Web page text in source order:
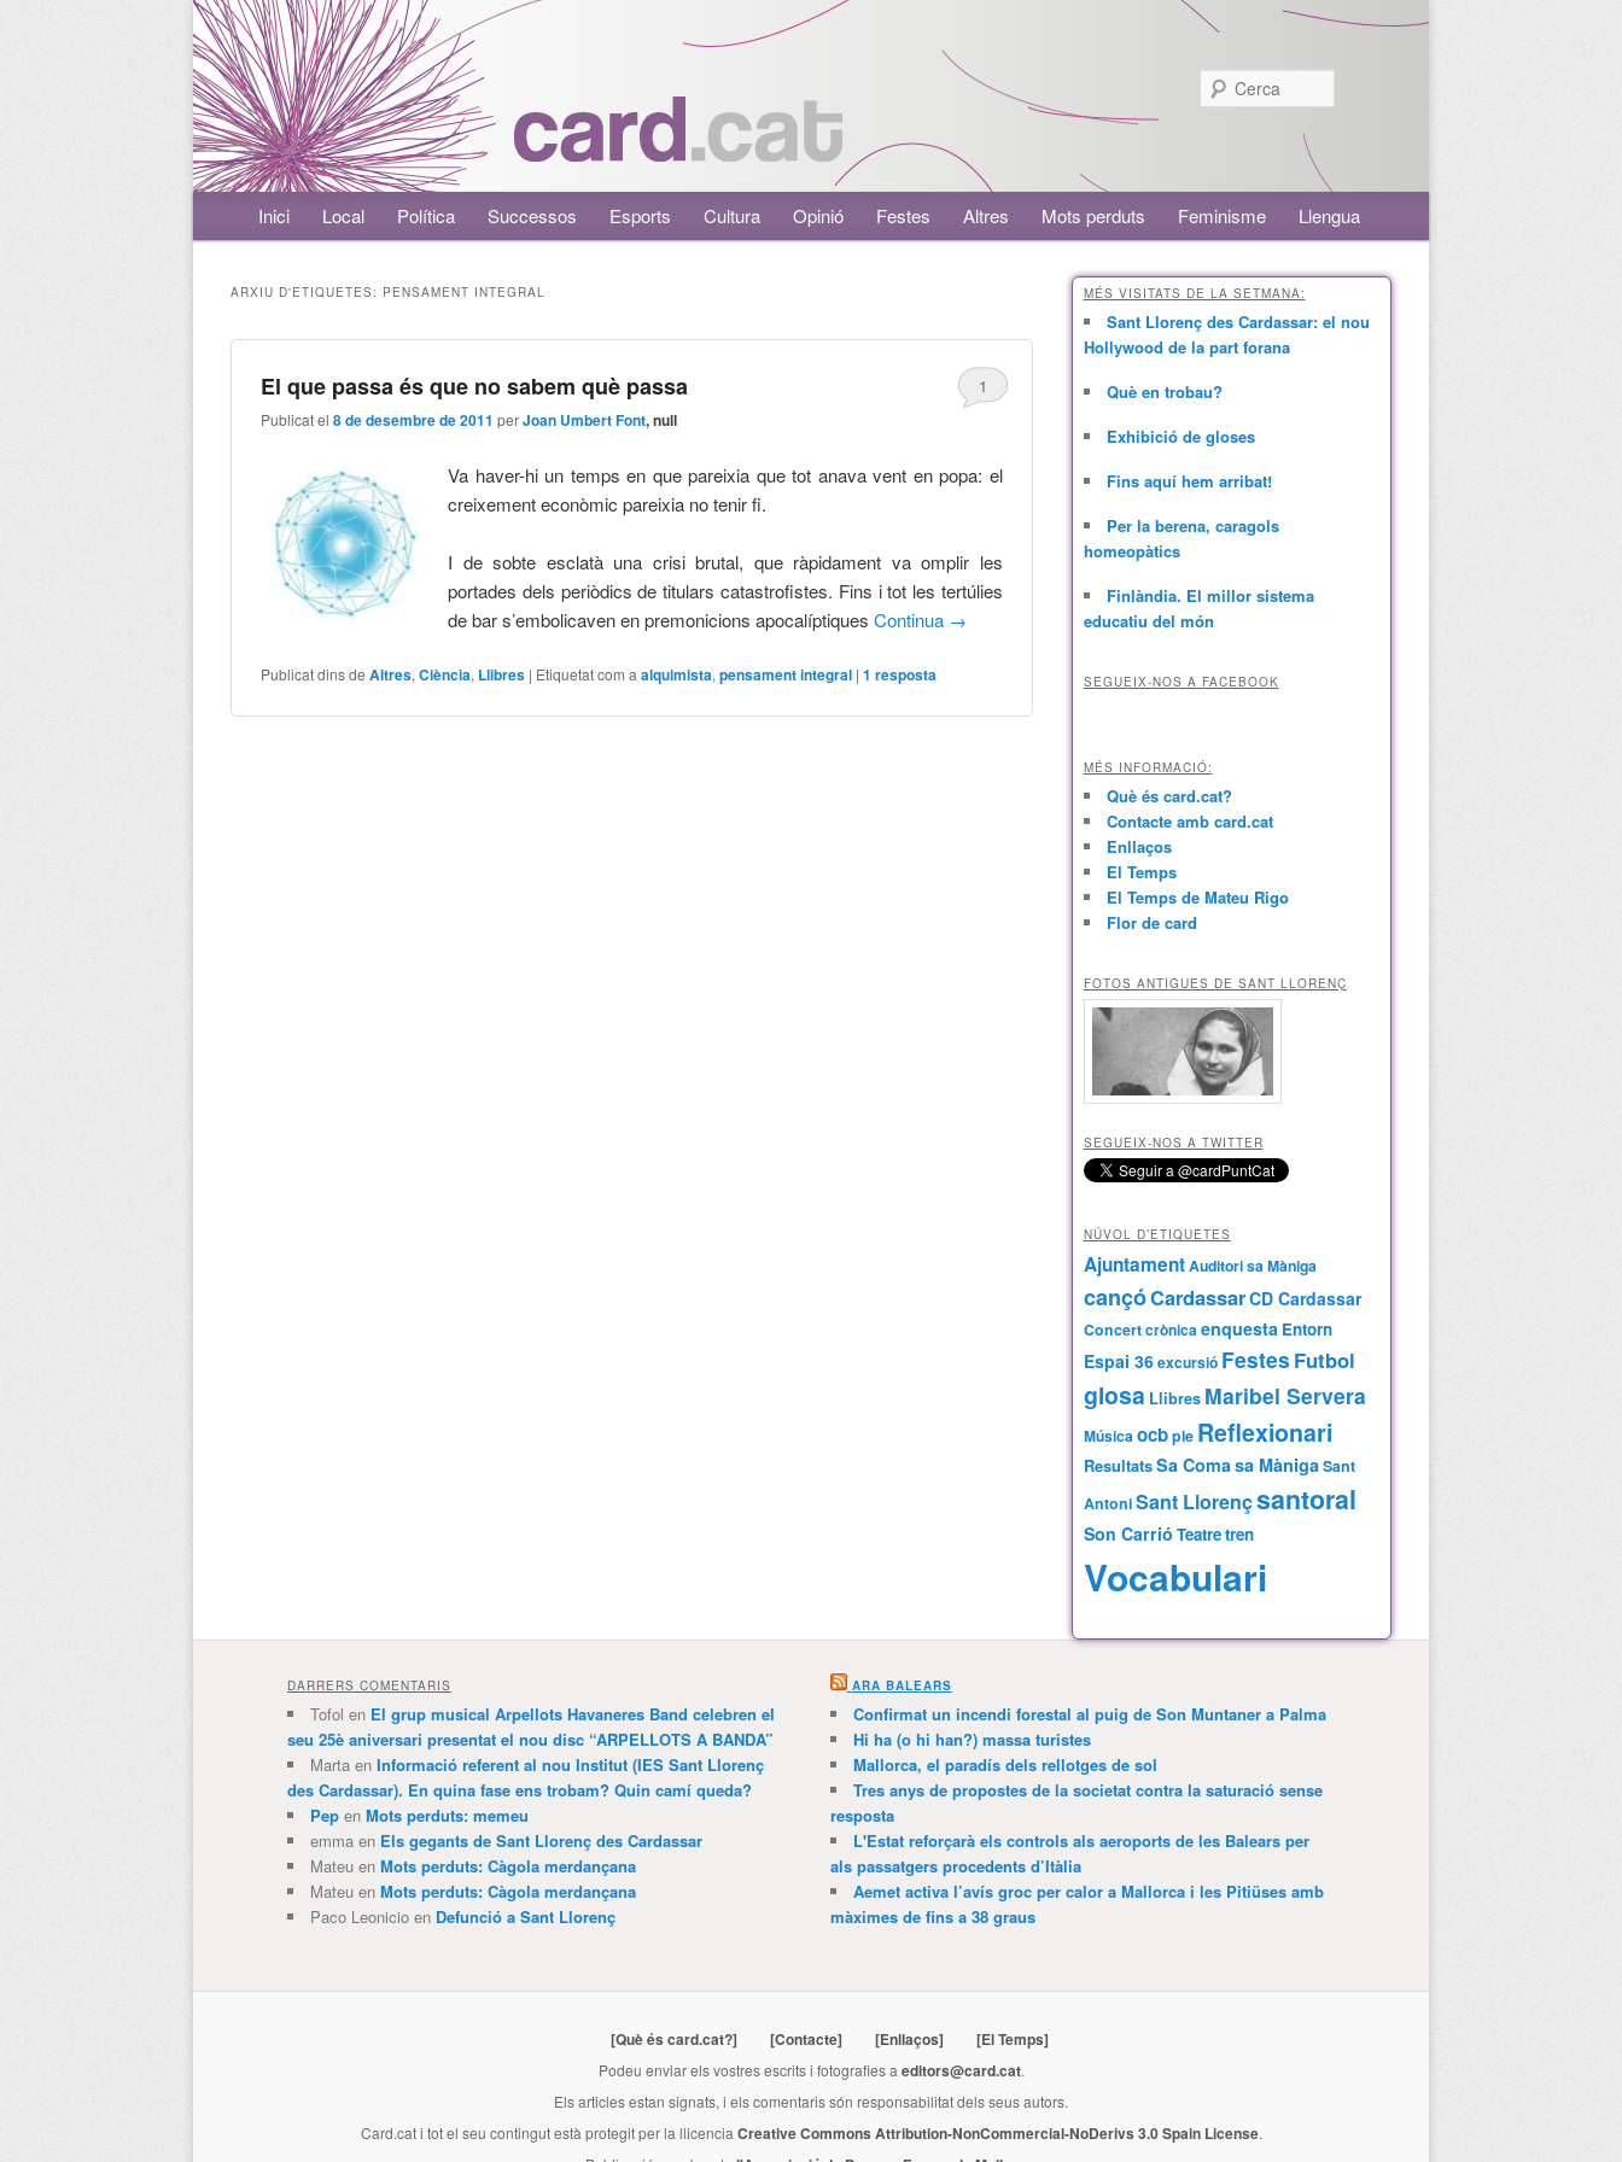
Menú principalAneu al contingut principal
Aneu al contingut secundari
Inici Local Política Successos Esports Cultura Opinió Festes Altres Mots perduts Feminisme Llengua
ARXIU D'ETIQUETES: PENSAMENT INTEGRAL
El que passa és que no sabem què passa
Publicat el8 de desembre de 2011 perJoan Umbert Font, null
1
Va haver-hi un temps en que pareixia que tot anava vent en popa: el
creixement econòmic pareixia no tenir fi.
I de sobte esclatà una crisi brutal, que ràpidament va omplir les
portades dels periòdics de titulars catastrofistes. Fins i tot les tertúlies
de bar s’embolicaven en premonicions apocalíptiquesContinua →
Publicat dins de Altres,Ciència, Llibres | Etiquetat com a alquimista,pensament integral |1 resposta
MÉS VISITATS DE LA SETMANA:
Sant Llorenç des Cardassar: el nou
Hollywood de la part forana
Què en trobau?
Exhibició de gloses
Fins aquí hem arribat!
Per la berena, caragols
homeopàtics
Finlàndia. El millor sistema
educatiu del món
SEGUEIX-NOS A FACEBOOK
MÉS INFORMACIÓ:
Què és card.cat?
Contacte amb card.cat
Enllaços
El Temps
El Temps de Mateu Rigo
Flor de card
FOTOS ANTIGUES DE SANT LLORENÇ
SEGUEIX-NOS A TWITTER
NÚVOL D’ETIQUETES
AjuntamentAuditori sa Màniga
cançóCardassarCD Cardassar
Concertcrònicaenquesta Entorn
Espai 36excursió Festes Futbol
glosa Llibres Maribel Servera
Músicaocbple Reflexionari
ResultatsSa Comasa MànigaSant
AntoniSant Llorençsantoral
Son Carrió Teatretren
Vocabulari
DARRERS COMENTARIS
Tofol en El grup musical Arpellots Havaneres Band celebren el
seu 25è aniversari presentat el nou disc “ARPELLOTS A BANDA”
Martaen Informació referent al nou Institut (IES Sant Llorenç
des Cardassar). En quina fase ens trobam? Quin camí queda?
Pepen Mots perduts: memeu
emmaen Els gegants de Sant Llorenç des Cardassar
Mateuen Mots perduts: Càgola merdançana
Mateuen Mots perduts: Càgola merdançana
Paco Leonicioen Defunció a Sant Llorenç
ARA BALEARS
Confirmat un incendi forestal al puig de Son Muntaner a Palma
Hi ha (o hi han?) massa turistes
Mallorca, el paradís dels rellotges de sol
Tres anys de propostes de la societat contra la saturació sense
resposta
L'Estat reforçarà els controls als aeroports de les Balears per
als passatgers procedents d’Itàlia
Aemet activa l’avís groc per calor a Mallorca i les Pitiüses amb
màximes de fins a 38 graus
[Què és card.cat?] [Contacte] [Enllaços] [El Temps]
Podeu enviar els vostres escrits i fotografies a editors@card.cat.
Els articles estan signats, i els comentaris són responsabilitat dels seus autors.
Card.cati tot el seu contingut està protegit per la llicencia Creative Commons Attribution-NonCommercial-NoDerivs 3.0 Spain License.